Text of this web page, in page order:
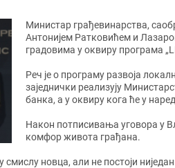
Министар грађевинарства,
Антонијем Ратковићем и
градовима у оквиру програма
Реч је о програму развоја
заједнички реализују
банка, а у оквиру кога ће у
Након потписивања уговора у
комфор живота грађана.
смислу новца, али не постоји